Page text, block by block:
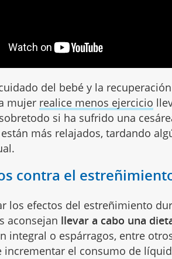
del bebé y la
mujer realice menos ejercicio
si ha sufrido una
más relajados, tardando
contra el
los efectos del estreñimiento
aconsejan llevar a cabo una
integral o espárragos, entre
incrementar el consumo de